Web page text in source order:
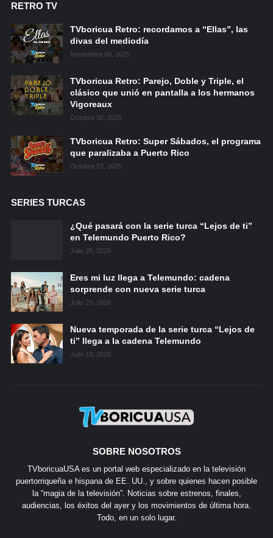
RETRO TV
TVboricua Retro: recordamos a “Ellas”, las
divas del mediodía
Noviembre 06, 2025
TVboricua Retro: Parejo, Doble y Triple, el
clásico que unió en pantalla a los hermanos
Vigoreaux
Octubre 30, 2025
TVboricua Retro: Super Sábados, el programa
que paralizaba a Puerto Rico
Octubre 23, 2025
SERIES TURCAS
¿Qué pasará con la serie turca “Lejos de ti”
en Telemundo Puerto Rico?
Julio 26, 2026
Eres mi luz llega a Telemundo: cadena
sorprende con nueva serie turca
Julio 23, 2026
Nueva temporada de la serie turca “Lejos de
ti” llega a la cadena Telemundo
Julio 10, 2026
SOBRE NOSOTROS
TVboricuaUSA es un portal web especializado en la televisión
puertorriqueña e hispana de EE. UU., y sobre quienes hacen posible
la “magia de la televisión”. Noticias sobre estrenos, finales,
audiencias, los éxitos del ayer y los movimientos de última hora.
Todo, en un solo lugar.